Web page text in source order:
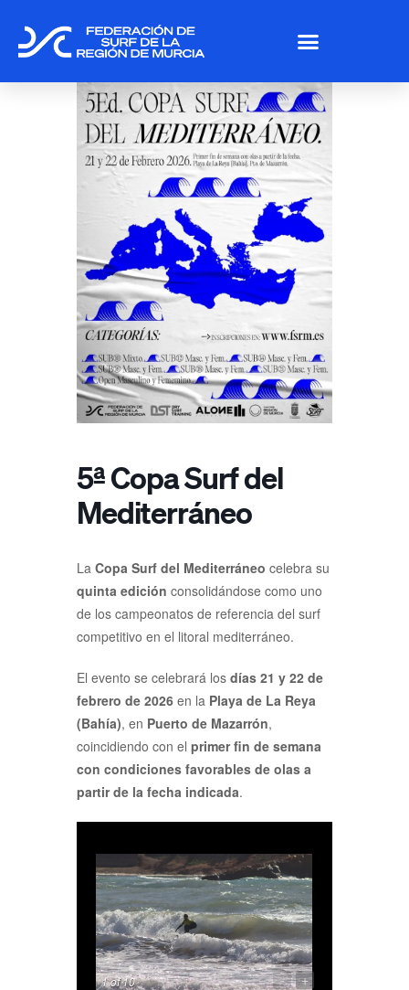
5ª Copa Surf del
Mediterráneo
La Copa Surf del Mediterráneo celebra su
quinta edición consolidándose como uno
de los campeonatos de referencia del surf
competitivo en el litoral mediterráneo.
El evento se celebrará los días 21 y 22 de
febrero de 2026 en la Playa de La Reya
(Bahía), en Puerto de Mazarrón,
coincidiendo con el primer fin de semana
con condiciones favorables de olas a
partir de la fecha indicada.
1of 10 - +